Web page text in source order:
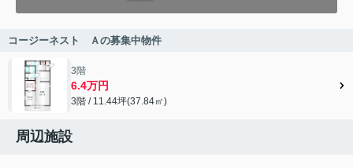
コージーネスト Ａの募集中物件
3階
6.4万円
3階 / 11.44坪(37.84㎡)
周辺施設